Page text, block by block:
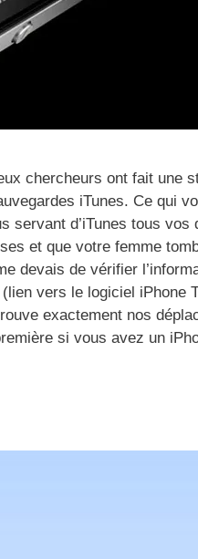
chercheurs ont fait une
iTunes. Ce qui
servant d’iTunes tous vos
et que votre femme
devais de vérifier
vers le logiciel iPhone
exactement nos
si vous avez un